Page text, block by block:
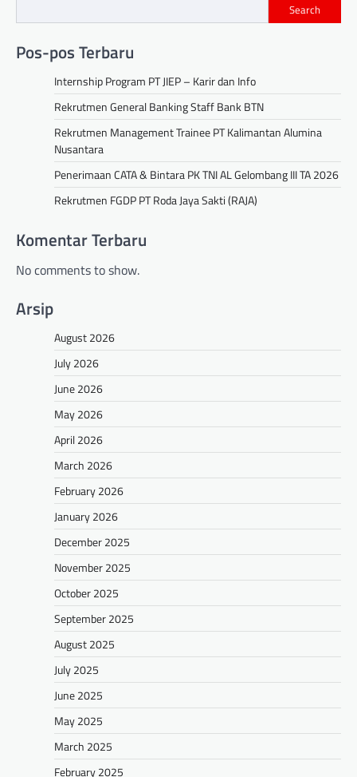
Search
Pos-pos Terbaru
Internship Program PT JIEP – Karir dan Info
Rekrutmen General Banking Staff Bank BTN
Rekrutmen Management Trainee PT Kalimantan Alumina
Nusantara
Penerimaan CATA & Bintara PK TNI AL Gelombang III TA 2026
Rekrutmen FGDP PT Roda Jaya Sakti (RAJA)
Komentar Terbaru
No comments to show.
Arsip
August 2026
July 2026
June 2026
May 2026
April 2026
March 2026
February 2026
January 2026
December 2025
November 2025
October 2025
September 2025
August 2025
July 2025
June 2025
May 2025
March 2025
February 2025